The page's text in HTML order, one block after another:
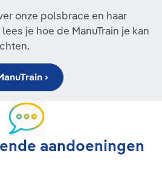
onze polsbrace en haar
je hoe de ManuTrain je kan
›
aandoeningen